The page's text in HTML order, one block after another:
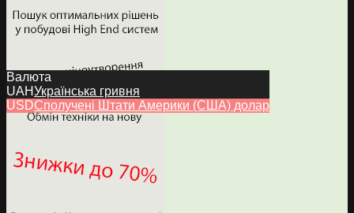
Валюта
UAHУкраїнська гривня
USDСполучені Штати Америки (США) долар